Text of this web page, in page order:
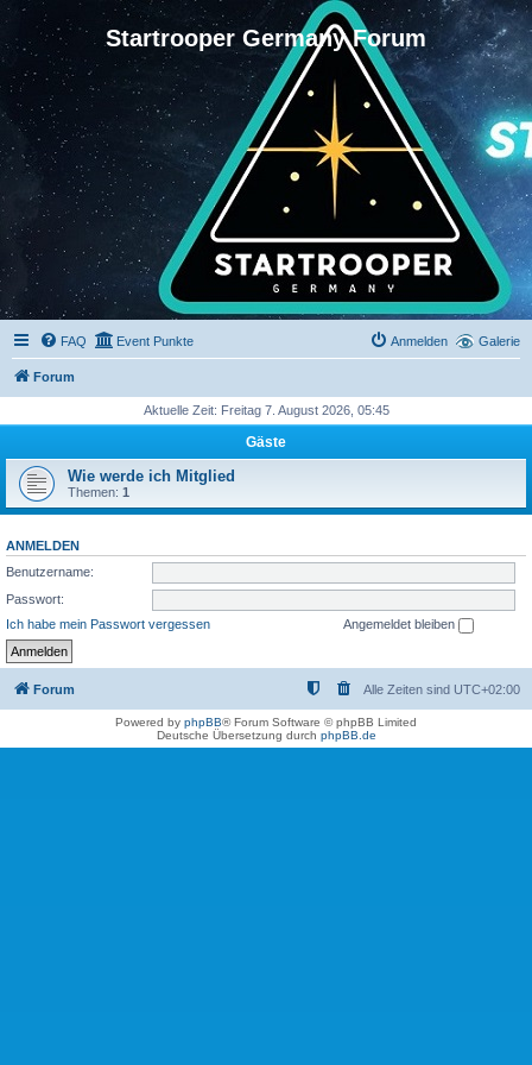
Startrooper Germany Forum
Galerie
FAQ Event Punkte Anmelden
Forum
Aktuelle Zeit: Freitag 7. August 2026, 05:45
Gäste
Wie werde ich Mitglied
Themen: 1
ANMELDEN
Benutzername:
Passwort:
Ich habe mein Passwort vergessen
Angemeldet bleiben
Forum Alle Zeiten sind UTC+02:00
Powered by phpBB® Forum Software © phpBB Limited
Deutsche Übersetzung durch phpBB.de